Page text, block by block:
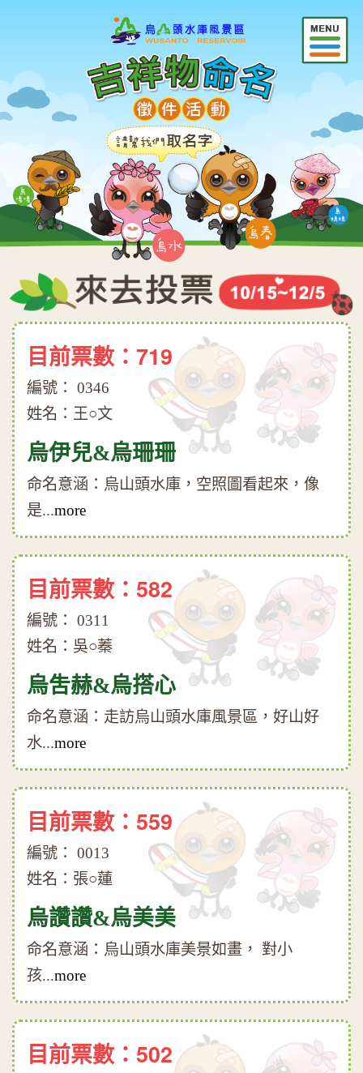
目前票數：719
編號： 0346
姓名：王○文
烏伊兒&烏珊珊
命名意涵：烏山頭水庫，空照圖看起來，像
是...more
目前票數：582
編號： 0311
姓名：吳○蓁
烏吿赫&烏搭心
命名意涵：走訪烏山頭水庫風景區，好山好
水...more
目前票數：559
編號： 0013
姓名：張○蓮
烏讚讚&烏美美
命名意涵：烏山頭水庫美景如畫， 對小
孩...more
目前票數：502